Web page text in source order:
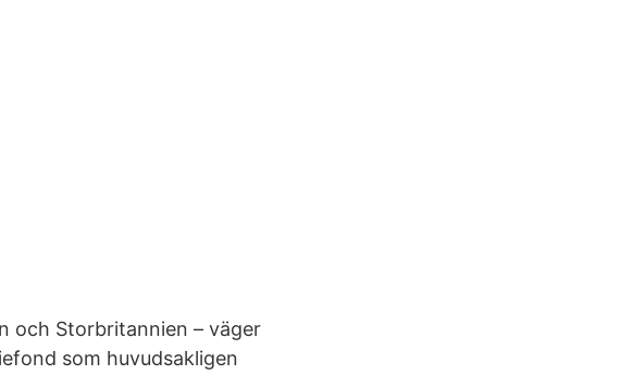
och Storbritannien – väger
som huvudsakligen